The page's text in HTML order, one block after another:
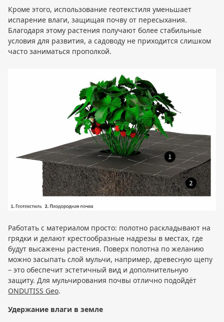
Кроме этого, использование геотекстиля уменьшает
испарение влаги, защищая почву от пересыхания.
Благодаря этому растения получают более стабильные
условия для развития, а садоводу не приходится слишком
часто заниматься прополкой.
Работать с материалом просто: полотно раскладывают на
грядки и делают крестообразные надрезы в местах, где
будут высажены растения. Поверх полотна по желанию
можно засыпать слой мульчи, например, древесную щепу
– это обеспечит эстетичный вид и дополнительную
защиту. Для мульчирования почвы отлично подойдёт
ONDUTISS Geo.
Удержание влаги в земле